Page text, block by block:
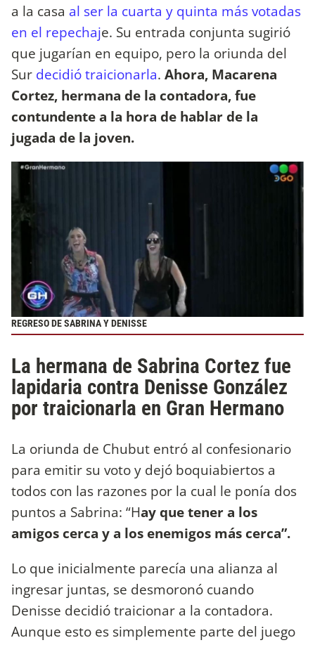
a la casa al ser la cuarta y quinta más votadas
en el repechaje. Su entrada conjunta sugirió
que jugarían en equipo, pero la oriunda del
Sur decidió traicionarla. Ahora, Macarena
Cortez, hermana de la contadora, fue
contundente a la hora de hablar de la
jugada de la joven.
REGRESO DE SABRINA Y DENISSE
La hermana de Sabrina Cortez fue
lapidaria contra Denisse González
por traicionarla en Gran Hermano
La oriunda de Chubut entró al confesionario
para emitir su voto y dejó boquiabiertos a
todos con las razones por la cual le ponía dos
puntos a Sabrina: “Hay que tener a los
amigos cerca y a los enemigos más cerca”.
Lo que inicialmente parecía una alianza al
ingresar juntas, se desmoronó cuando
Denisse decidió traicionar a la contadora.
Aunque esto es simplemente parte del juego